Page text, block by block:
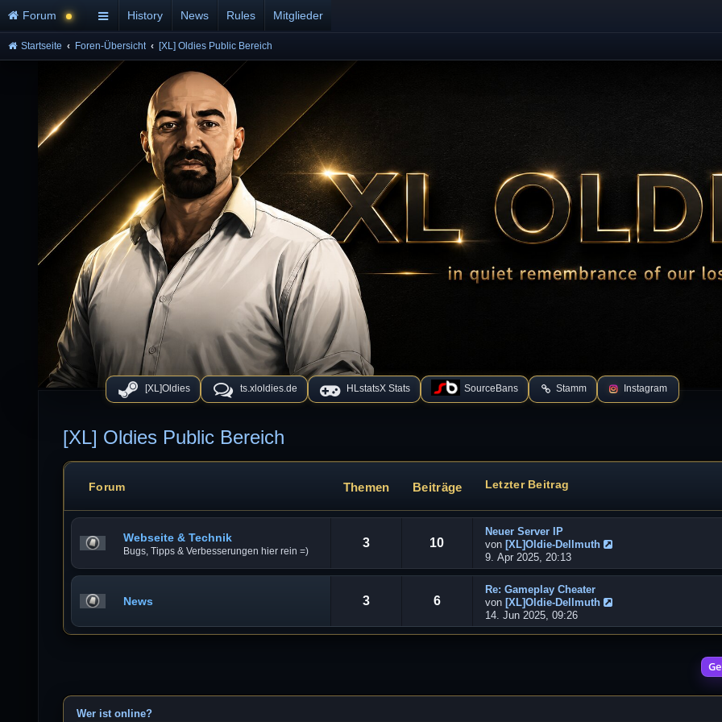
[XL]Oldies ts.xloldies.de HLstatsX Stats SourceBans Stamm Instagram
Forum History News Rules Mitglieder
Startseite Foren-Übersicht [XL] Oldies Public Bereich
[XL] Oldies Public Bereich
Forum Themen Beiträge Letzter Beitrag
Webseite & Technik
Bugs, Tipps & Verbesserungen hier rein =)
3 10
Neuer Server IP
von [XL]Oldie-Dellmuth
N
e
e
s
t
e
t
9. Apr 2025, 20:13
News 3 6
Re: Gameplay Cheater
von [XL]Oldie-Dellmuth
N
e
14. Jun 2025, 09:26
Wer ist online?